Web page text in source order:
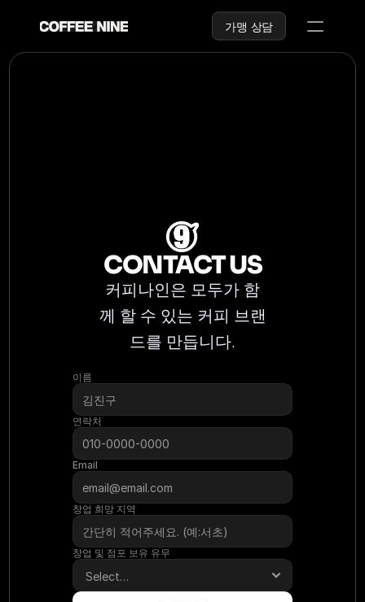
가맹 상담
CONTACT US
커피나인은 모두가 함
께 할 수 있는 커피 브랜
드를 만듭니다.
이름
연락처
Email
창업 희망 지역
창업 및 점포 보유 유무